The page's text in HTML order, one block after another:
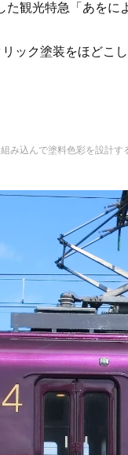
観光特急「あを
ック塗装をほど
込んで塗料色彩を設計す